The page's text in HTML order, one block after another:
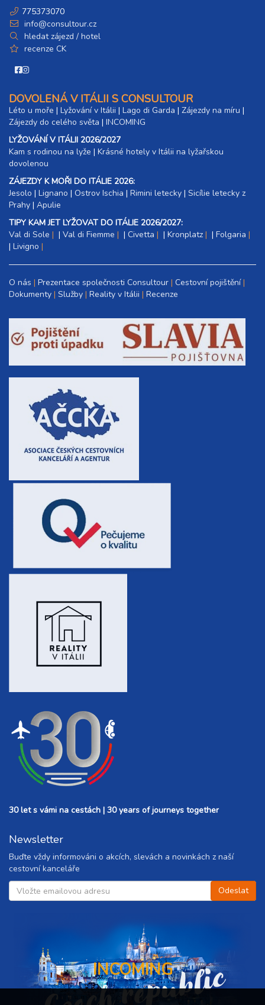
6 400 Kč
07.03. - 14.03.27
neděle - neděle
11 300 Kč
11.03. - 14.03.27
4 900 Kč
775373070
info@consultour.cz
hledat zájezd / hotel
recenze CK
DOVOLENÁ V ITÁLII S CONSULTOUR
Léto u moře | Lyžování v Itálii | Lago di Garda | Zájezdy na míru |
Zájezdy do celého světa | INCOMING
LYŽOVÁNÍ V ITÁLII 2026/2027
Kam s rodinou na lyže |​ Krásné hotely v Itálii na lyžařskou
dovolenou
ZÁJEZDY K MOŘI DO ITÁLIE 2026:
Jesolo | Lignano | Ostrov Ischia | Rimini letecky | Sicílie letecky z
Prahy | Apulie
TIPY KAM JET LYŽOVAT DO ITÁLIE 2026/2027:
Val di Sole
| Val di Fiemme | Civetta | Kronplatz | Folgaria
| Livigno
O nás Prezentace společnosti Consultour Cestovní pojištění
Dokumenty Služby Reality v Itálii Recenze
30 let s vámi na cestách | 30 years of journeys together
Newsletter
Buďte vždy informováni o akcích, slevách a novinkách z naší
cestovní kanceláře
INCOMING